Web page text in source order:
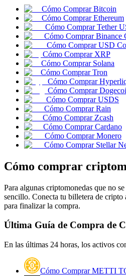
Futuros de criptomonedas
TradFi
Derivados de acciones, divisas,
Cómo Comprar Bitcoin
Cómo Comprar Ethereum
Cómo Comprar Tether
Cómo Comprar Binance
Cómo Comprar USD
Cómo Comprar XRP
Cómo Comprar Solana
Cómo Comprar Tron
Cómo Comprar
Cómo Comprar
Cómo Comprar USDS
Cómo Comprar Rain
Cómo Comprar Zcash
Cómo Comprar Cardano
Cómo Comprar Monero
Cómo Comprar Stellar
Cómo comprar
Para algunas criptomonedas que no
sencillo. Conecta tu billetera de
para finalizar la compra.
Última Guía de Compra de
En las últimas 24 horas, los activos
Cómo Comprar METTI